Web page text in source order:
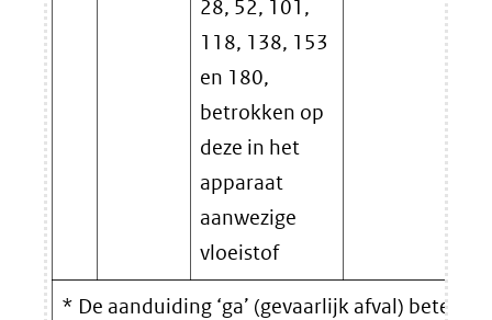
28, 52, 101,
118, 138, 153
en 180,
betrokken op
deze in het
apparaat
aanwezige
vloeistof
* De aanduiding ‘ga’ (gevaarlijk afval)